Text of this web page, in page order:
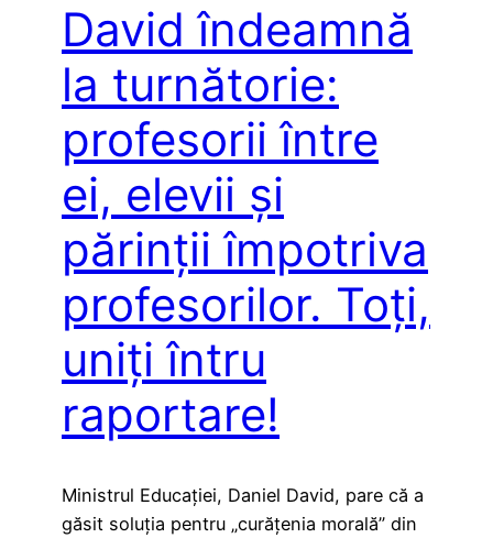
David îndeamnă
la turnătorie:
profesorii între
ei, elevii și
părinții împotriva
profesorilor. Toți,
uniți întru
raportare!
Ministrul Educației, Daniel David, pare că a
găsit soluția pentru „curățenia morală” din